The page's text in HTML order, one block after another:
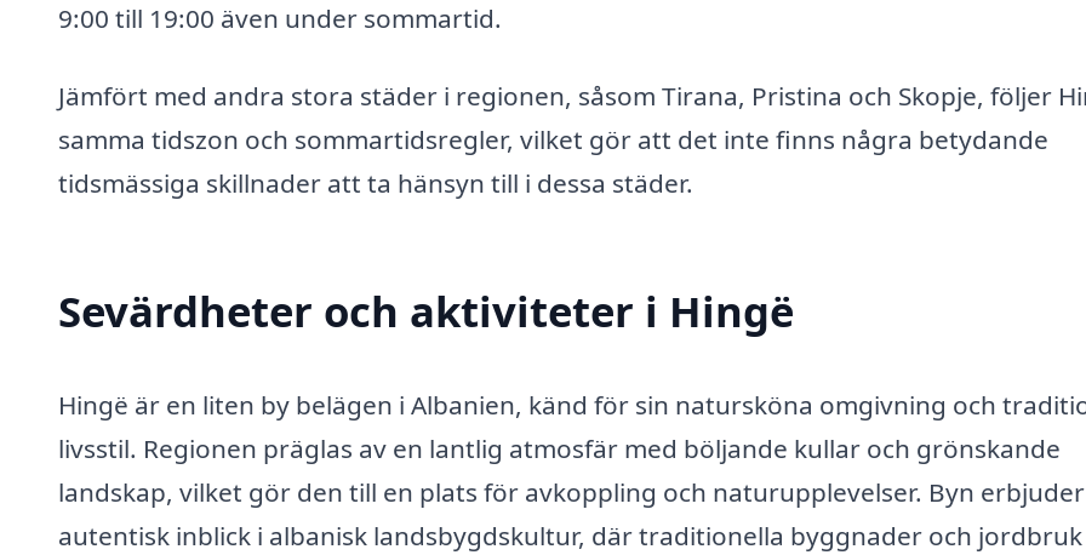
9:00 till 19:00 även under sommartid.
Jämfört med andra stora städer i regionen, såsom Tirana, Pristina och Skopje, följer
samma tidszon och sommartidsregler, vilket gör att det inte finns några betydande
tidsmässiga skillnader att ta hänsyn till i dessa städer.
Sevärdheter och aktiviteter i Hingë
Hingë är en liten by belägen i Albanien, känd för sin natursköna omgivning och
livsstil. Regionen präglas av en lantlig atmosfär med böljande kullar och grönskande
landskap, vilket gör den till en plats för avkoppling och naturupplevelser. Byn
autentisk inblick i albanisk landsbygdskultur, där traditionella byggnader och